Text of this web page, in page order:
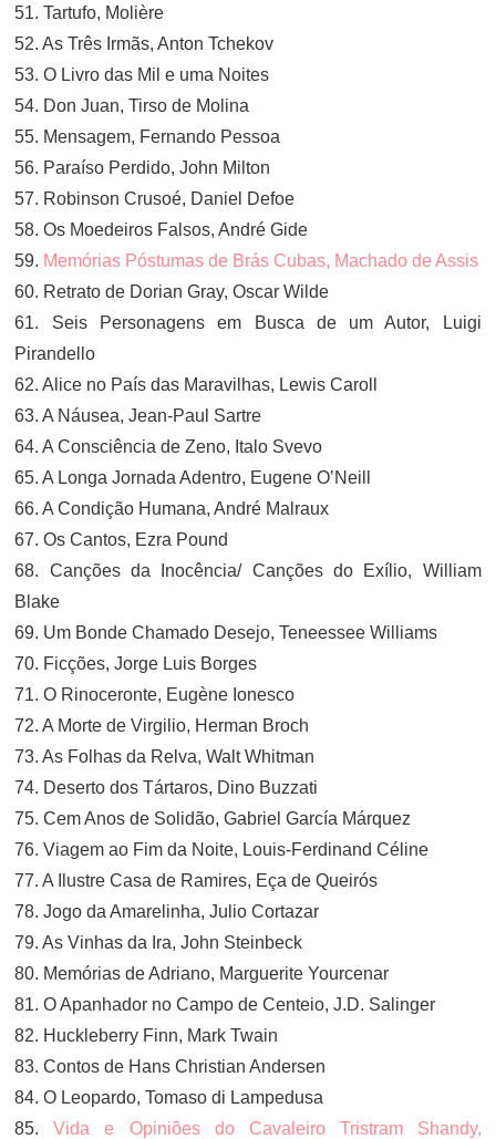
51. Tartufo, Molière
52. As Três Irmãs, Anton Tchekov
53. O Livro das Mil e uma Noites
54. Don Juan, Tirso de Molina
55. Mensagem, Fernando Pessoa
56. Paraíso Perdido, John Milton
57. Robinson Crusoé, Daniel Defoe
58. Os Moedeiros Falsos, André Gide
59. Memórias Póstumas de Brás Cubas, Machado de Assis
60. Retrato de Dorian Gray, Oscar Wilde
61. Seis Personagens em Busca de um Autor, Luigi
Pirandello
62. Alice no País das Maravilhas, Lewis Caroll
63. A Náusea, Jean-Paul Sartre
64. A Consciência de Zeno, Italo Svevo
65. A Longa Jornada Adentro, Eugene O’Neill
66. A Condição Humana, André Malraux
67. Os Cantos, Ezra Pound
68. Canções da Inocência/ Canções do Exílio, William
Blake
69. Um Bonde Chamado Desejo, Teneessee Williams
70. Ficções, Jorge Luis Borges
71. O Rinoceronte, Eugène Ionesco
72. A Morte de Virgilio, Herman Broch
73. As Folhas da Relva, Walt Whitman
74. Deserto dos Tártaros, Dino Buzzati
75. Cem Anos de Solidão, Gabriel García Márquez
76. Viagem ao Fim da Noite, Louis-Ferdinand Céline
77. A Ilustre Casa de Ramires, Eça de Queirós
78. Jogo da Amarelinha, Julio Cortazar
79. As Vinhas da Ira, John Steinbeck
80. Memórias de Adriano, Marguerite Yourcenar
81. O Apanhador no Campo de Centeio, J.D. Salinger
82. Huckleberry Finn, Mark Twain
83. Contos de Hans Christian Andersen
84. O Leopardo, Tomaso di Lampedusa
85.Vida e Opiniões do Cavaleiro Tristram Shandy,